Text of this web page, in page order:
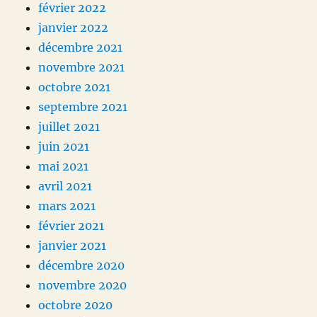
février 2022
janvier 2022
décembre 2021
novembre 2021
octobre 2021
septembre 2021
juillet 2021
juin 2021
mai 2021
avril 2021
mars 2021
février 2021
janvier 2021
décembre 2020
novembre 2020
octobre 2020